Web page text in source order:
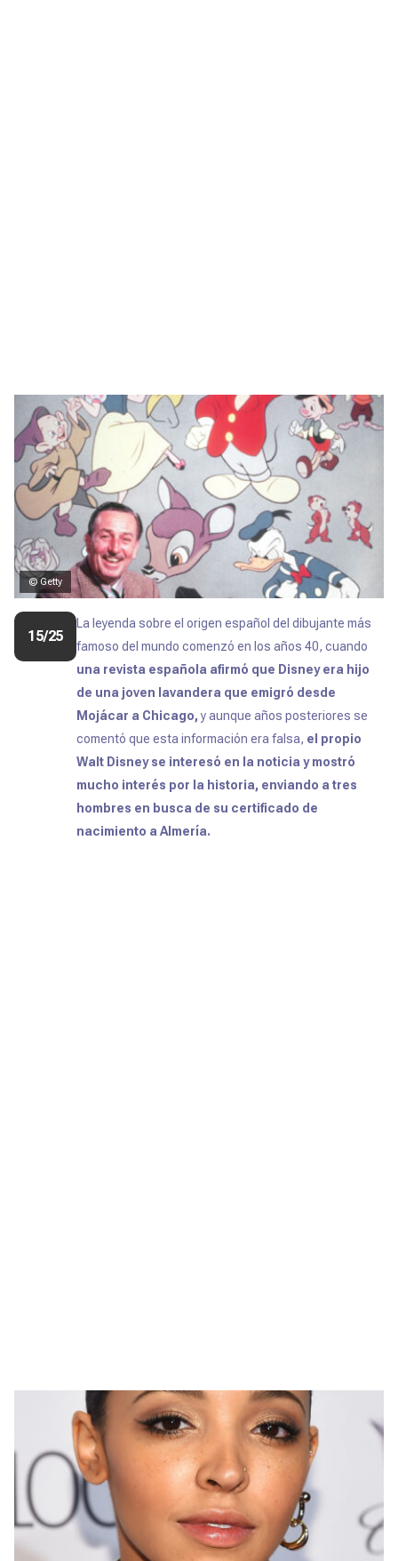
© Getty
15/25
La leyenda sobre el origen español del dibujante más
famoso del mundo comenzó en los años 40, cuando
una revista española afirmó que Disney era hijo
de una joven lavandera que emigró desde
Mojácar a Chicago, y aunque años posteriores se
comentó que esta información era falsa, el propio
Walt Disney se interesó en la noticia y mostró
mucho interés por la historia, enviando a tres
hombres en busca de su certificado de
nacimiento a Almería.